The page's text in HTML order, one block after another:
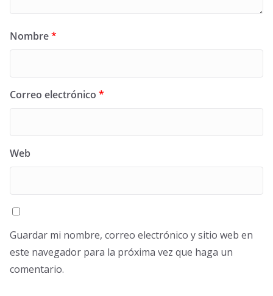
Nombre*
Correo electrónico *
Web
Guardar mi nombre, correo electrónico y sitio web en
este navegador para la próxima vez que haga un
comentario.